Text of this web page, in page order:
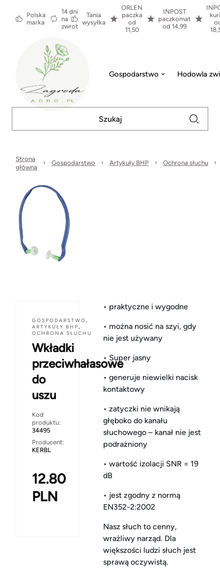
Polska
marka
14 dni
na
zwrot
Tania
wysyłka
ORLEN
paczka
od
11,50
INPOST
paczkomat
od 14,99
Gospodarstwo Hodowla
Strona
główna
Gospodarstwo Artykuły BHP Ochrona słuchu
GOSPODARSTWO,
ARTYKUŁY BHP,
OCHRONA SŁUCHU
Wkładki
przeciwhałasowe
do
uszu
Kod
produktu:
34495
Producent:
KERBL
12.80
PLN
• praktyczne i wygodne
• można nosić na szyi, gdy
nie jest używany
• Super jasny
• generuje niewielki nacisk
kontaktowy
• zatyczki nie wnikają
głęboko do kanału
słuchowego – kanał nie jest
podrażniony
• wartość izolacji SNR = 19
dB
• jest zgodny z normą
EN352-2:2002
Nasz słuch to cenny,
wrażliwy narząd. Dla
większości ludzi słuch jest
sprawą oczywistą.